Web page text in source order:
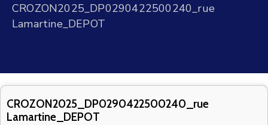
TERRE
VOS
CONTACT
CROZON2025_DP0290422500240_rue
Lamartine_DEPOT
CROZON2025_DP0290422500240_rue
Lamartine_DEPOT